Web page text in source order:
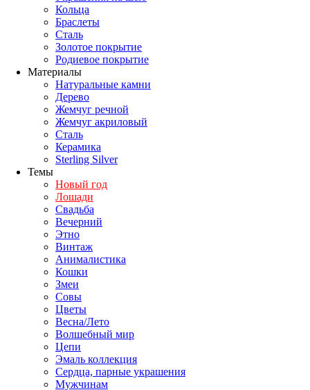
Кольца
Браслеты
Сталь
Золотое покрытие
Родиевое покрытие
Материалы
Натуральные камни
Дерево
Жемчуг речной
Жемчуг акриловый
Сталь
Керамика
Sterling Silver
Темы
Новый год
Лошади
Свадьба
Вечерний
Этно
Винтаж
Анималистика
Кошки
Змеи
Совы
Цветы
Весна/Лето
Волшебный мир
Цепи
Эмаль коллекция
Сердца, парные украшения
Мужчинам